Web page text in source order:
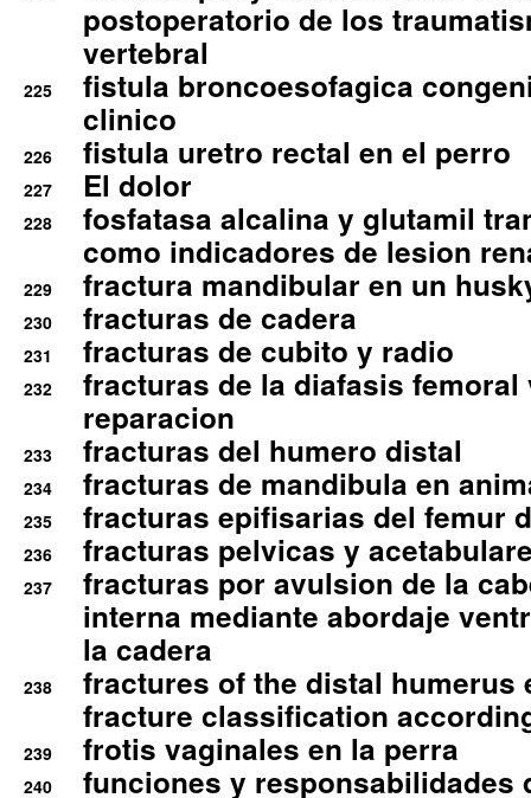
postoperatorio de los
vertebral
225
fistula broncoesofagica
clinico
226 fistula uretro rectal en el perro
227 El dolor
228
fosfatasa alcalina y glutamil
como indicadores de lesion
229 fractura mandibular en un
230 fracturas de cadera
231 fracturas de cubito y radio
232
fracturas de la diafasis
reparacion
233 fracturas del humero distal
234 fracturas de mandibula en
235 fracturas epifisarias del femur
236 fracturas pelvicas y
237
fracturas por avulsion de la
interna mediante abordaje
la cadera
238
fractures of the distal humerus
fracture classification
239 frotis vaginales en la perra
240
funciones y responsabilidades